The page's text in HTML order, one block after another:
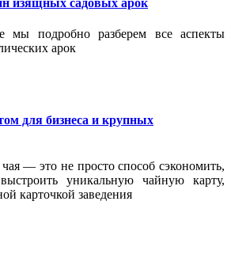
мы подробно разберем все аспекты
арок
для бизнеса и крупных
— это не просто способ сэкономить,
уникальную чайную карту,
карточкой заведения